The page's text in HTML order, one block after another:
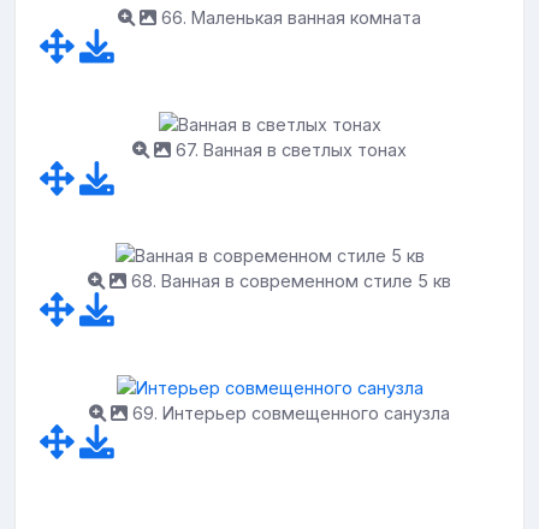
66. Маленькая ванная комната
67. Ванная в светлых тонах
68. Ванная в современном стиле 5 кв
69. Интерьер совмещенного санузла